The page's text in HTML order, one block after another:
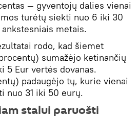
― gyventojų dalies vienai
turėtų siekti nuo 6 iki 30
metais.
rodo, kad šiemet
sumažėjo ketinančių
Eur vertės dovanas.
padaugėjo tų, kurie vienai
nuo 31 iki 50 eurų.
stalui paruošti